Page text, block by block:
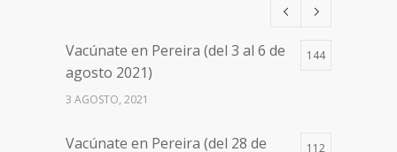
Números de Teléfono y Horarios
de Atención para pedir Citas
Médicas en los 5 departamentos
Vacúnate en Pereira (del 3 al 6 de
agosto 2021)
144
3 AGOSTO, 2021
Vacúnate en Pereira (del 28 de
112